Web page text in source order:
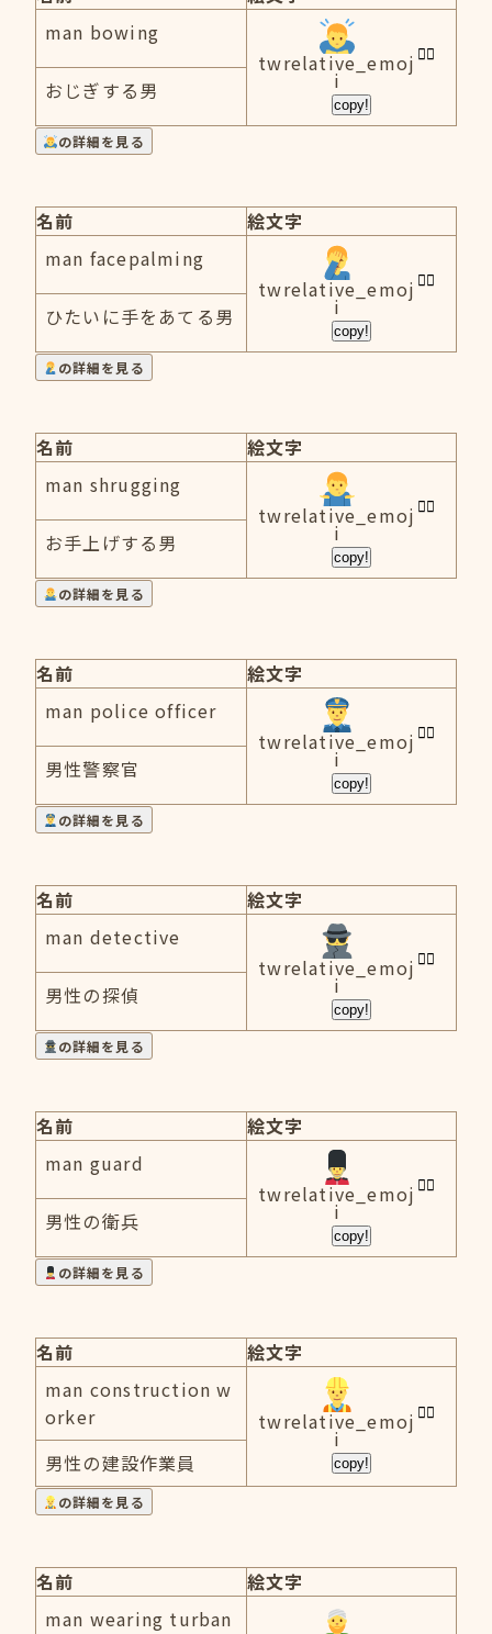
man bowing
twrelative_emoj
i
copy!
おじぎする男
の詳細を見る
名前
絵文字
man facepalming
twrelative_emoj
i
copy!
ひたいに手をあてる男
の詳細を見る
名前
絵文字
man shrugging
twrelative_emoj
i
copy!
お手上げする男
の詳細を見る
名前
絵文字
man police officer
twrelative_emoj
i
copy!
男性警察官
の詳細を見る
名前
絵文字
man detective
twrelative_emoj
i
copy!
男性の探偵
の詳細を見る
名前
絵文字
man guard
twrelative_emoj
i
copy!
男性の衛兵
の詳細を見る
名前
絵文字
man construction w
orker
twrelative_emoj
i
copy!
男性の建設作業員
の詳細を見る
名前
絵文字
man wearing turban